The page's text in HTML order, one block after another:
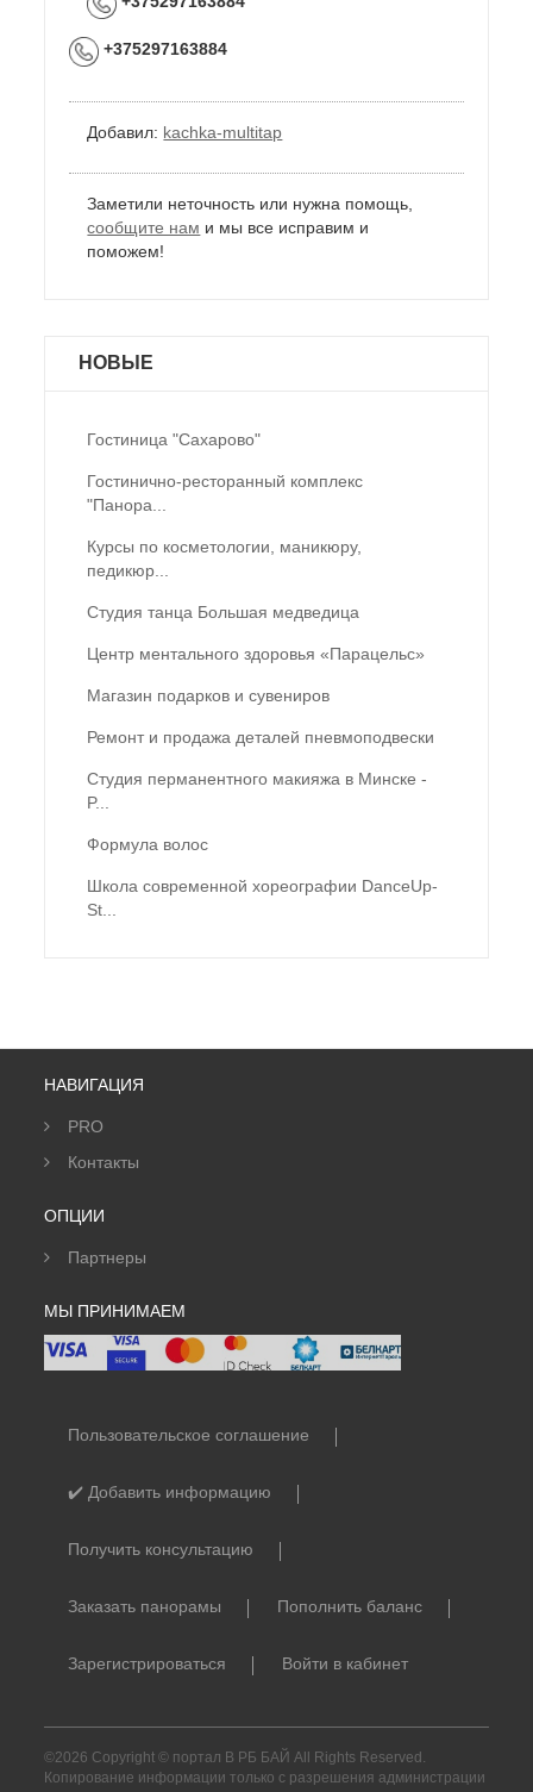
+375297163884
Добавил: kachka-multitap
Заметили неточность или нужна помощь,
сообщите нам и мы все исправим и
поможем!
НОВЫЕ
Гостиница "Сахарово"
Гостинично-ресторанный комплекс
"Панора...
Курсы по косметологии, маникюру,
педикюр...
Студия танца Большая медведица
Центр ментального здоровья «Парацельс»
Магазин подарков и сувениров
Ремонт и продажа деталей пневмоподвески
Студия перманентного макияжа в Минске -
P...
Формула волос
Школа современной хореографии DanceUp-
St...
НАВИГАЦИЯ
PRO
Контакты
ОПЦИИ
Партнеры
МЫ ПРИНИМАЕМ
Пользовательское соглашение
✔️ Добавить информацию
Получить консультацию
Заказать панорамы Пополнить баланс
Зарегистрироваться Войти в кабинет
©2026 Copyright © портал В РБ БАЙ All Rights Reserved.
Копирование информации только с разрешения администрации